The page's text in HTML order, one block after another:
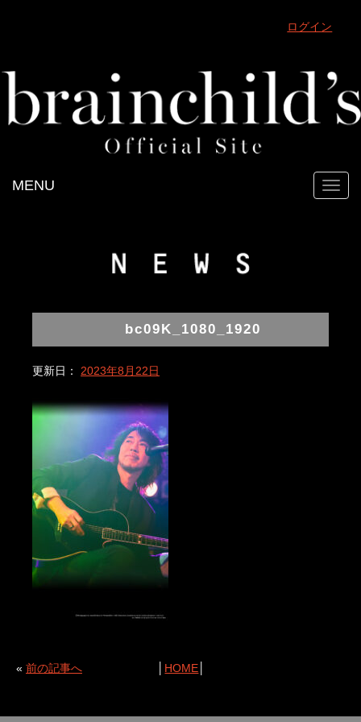
ログイン
MENU
bc09K_1080_1920
更新日： 2023年8月22日
« 前の記事へ HOME